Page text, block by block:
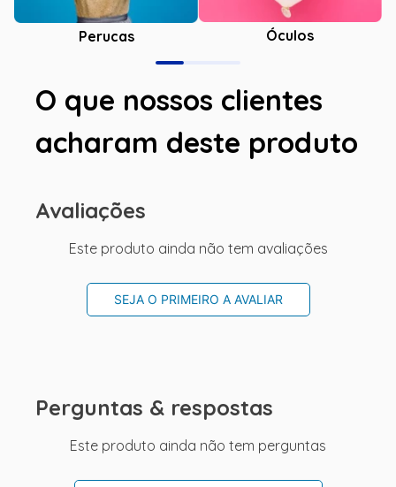
Perucas Óculos
O que nossos clientes
acharam deste produto
Avaliações
Este produto ainda não tem avaliações
SEJA O PRIMEIRO A AVALIAR
Perguntas & respostas
Este produto ainda não tem perguntas